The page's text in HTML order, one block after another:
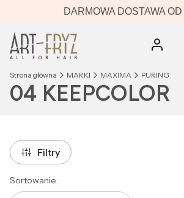
DARMOWA DOSTAWA OD
Zaloguj
Strona główna MARKI MAXIMA PURING
04 KEEPCOLOR
Filtry
Lista produktów
Sortowanie: